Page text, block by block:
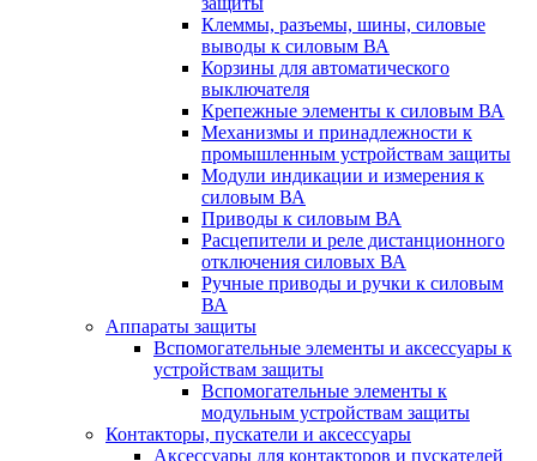
Клеммы, разъемы, шины, силовые
выводы к силовым ВА
Корзины для автоматического
выключателя
Крепежные элементы к силовым ВА
Механизмы и принадлежности к
промышленным устройствам защиты
Модули индикации и измерения к
силовым ВА
Приводы к силовым ВА
Расцепители и реле дистанционного
отключения силовых ВА
Ручные приводы и ручки к силовым
ВА
Аппараты защиты
Вспомогательные элементы и аксессуары к
устройствам защиты
Вспомогательные элементы к
модульным устройствам защиты
Контакторы, пускатели и аксессуары
Аксессуары для контакторов и пускателей